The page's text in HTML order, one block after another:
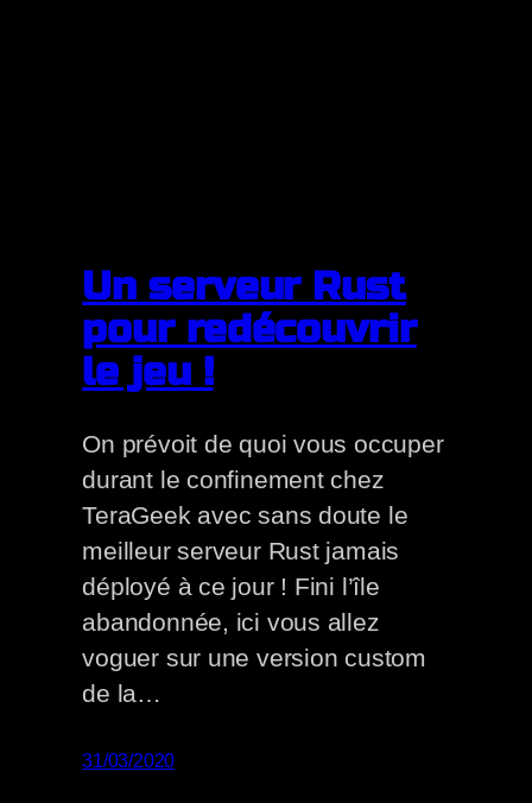
Un serveur Rust
pour redécouvrir
le jeu !
On prévoit de quoi vous occuper
durant le confinement chez
TeraGeek avec sans doute le
meilleur serveur Rust jamais
déployé à ce jour ! Fini l’île
abandonnée, ici vous allez
voguer sur une version custom
de la…
31/03/2020